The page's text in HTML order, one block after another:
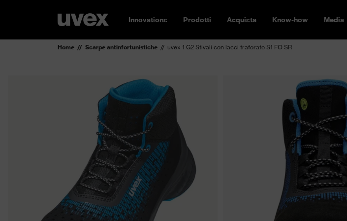
Innovations Prodotti Acquista Know-how Media
Home Scarpe antinfortunistiche uvex 1 G2 Stivali con lacci traforato S1 FO SR